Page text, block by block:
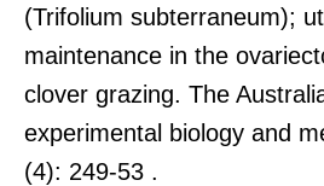
(Trifolium subterraneum);
maintenance in the
clover grazing. The
experimental biology and
(4): 249-53 .